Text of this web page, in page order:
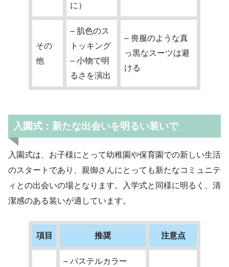
に）
その
他
– 肌色のス
トッキング
– 小物で明
るさを演出
– 喪服のような真
っ黒なスーツは避
ける
入園式：新たな出会いを明るい装いで
入園式は、お子様にとって幼稚園や保育園での新しい生活
のスタートであり、親御さんにとっても新たなコミュニテ
ィとの出会いの場となります。入学式と同様に明るく、清
潔感のある装いが適しています。
項目 推奨 注意点
– パステルカラー